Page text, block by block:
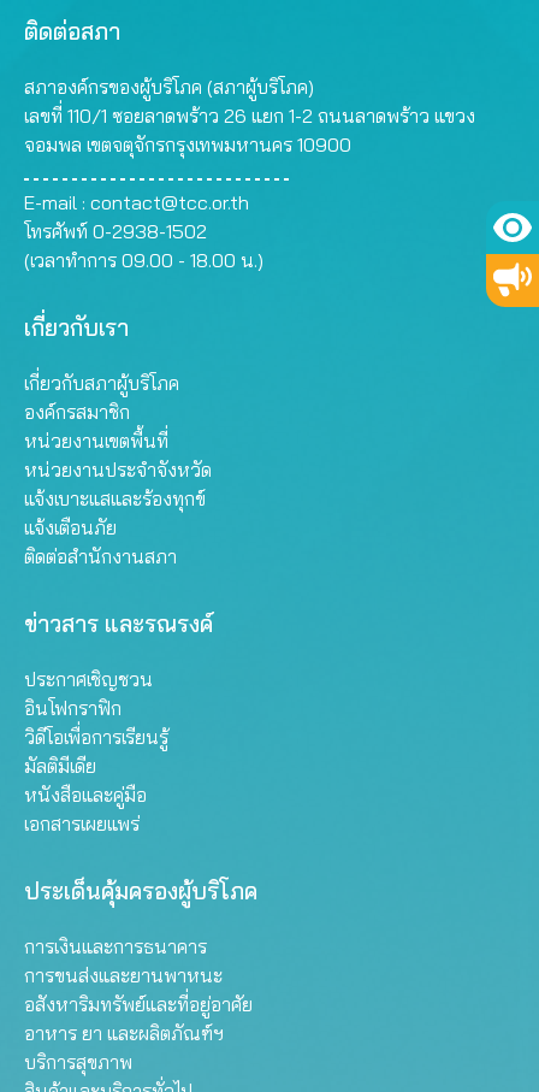
ติดต่อสภา
สภาองค์กรของผู้บริโภค (สภาผู้บริโภค)
เลขที่ 110/1 ซอยลาดพร้าว 26 แยก 1-2 ถนนลาดพร้าว แขวง
จอมพล เขตจตุจักรกรุงเทพมหานคร 10900
E-mail : contact@tcc.or.th
โทรศัพท์ 0-2938-1502
(เวลาทำการ 09.00 - 18.00 น.)
เกี่ยวกับเรา
เกี่ยวกับสภาผู้บริโภค
องค์กรสมาชิก
หน่วยงานเขตพื้นที่
หน่วยงานประจำจังหวัด
แจ้งเบาะแสและร้องทุกข์
แจ้งเตือนภัย
ติดต่อสำนักงานสภา
ข่าวสาร และรณรงค์
ประกาศเชิญชวน
อินโฟกราฟิก
วิดีโอเพื่อการเรียนรู้
มัลติมีเดีย
หนังสือและคู่มือ
เอกสารเผยแพร่
ประเด็นคุ้มครองผู้บริโภค
การเงินและการธนาคาร
การขนส่งและยานพาหนะ
อสังหาริมทรัพย์และที่อยู่อาศัย
อาหาร ยา และผลิตภัณฑ์ฯ
บริการสุขภาพ